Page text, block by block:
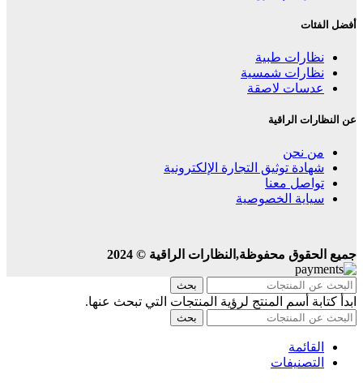
أفضل الفئات
نظارات طبية
نظارات شمسية
عدسات لاصقة
عن النظارات الراقية
من نحن
شهادة توثيق التجارة الإلكترونية
تواصل معنا
سياية الخصوصية
جميع الحقوق محفوظة,النظارات الراقية © 2024
بحث
ابدأ كتابة أسم المنتج لرؤية المنتجات التي تبحث عنها.
بحث
القائمة
التصنيفات